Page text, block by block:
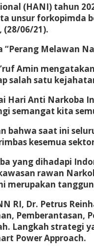
(HANI) tahun
unsur forkopimda
(28/06/21).
Melawan
Amin
salah satu
Hari Anti
semangat kita
bahwa saat ini
kesemua
yang dihadapi
rawan
merupakan
RI, Dr. Petrus
Langkah
Power Approach.